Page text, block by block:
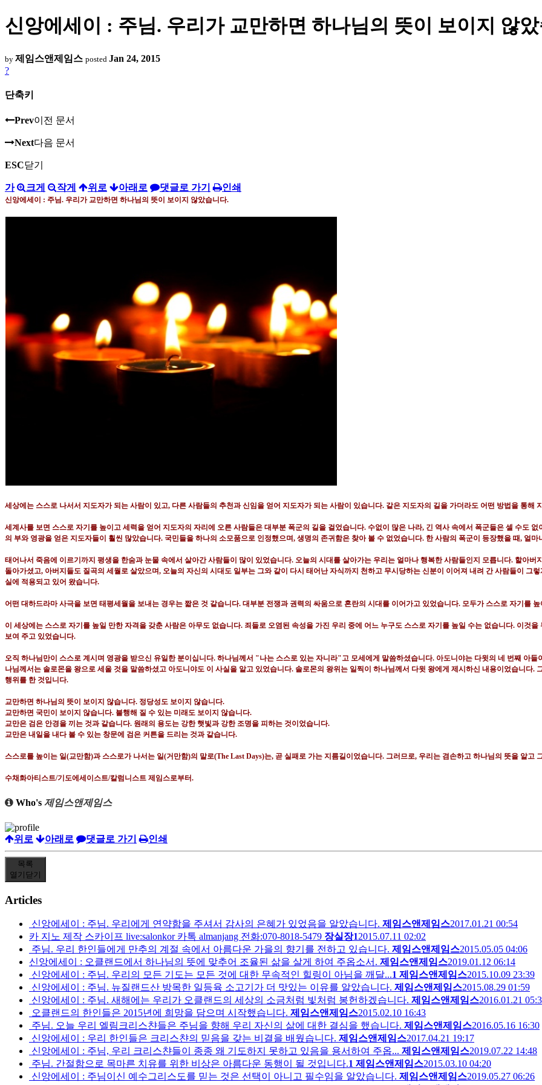
신앙에세이 : 주님. 우리가 교만하면 하나님의 뜻이 보이지 않
by 제임스앤제임스 posted Jan 24, 2015
?
단축키
Prev이전 문서
Next다음 문서
ESC닫기
가 크게 작게 위로 아래로 댓글로 가기 인쇄
신앙에세이 : 주님. 우리가 교만하면 하나님의 뜻이 보이지 않았습니다.
세상에는 스스로 나서서 지도자가 되는 사람이 있고, 다른 사람들의 추천과 신임을 얻어 지도자가 되는 사람이 있습니다. 같은 지도자의 길을 가더라도 어떤 방법을 통해
세계사를 보면 스스로 자기를 높이고 세력을 얻어 지도자의 자리에 오른 사람들은 대부분 폭군의 길을 걸었습니다. 수없이 많은 나라, 긴 역사 속에서 폭군들은 셀 수도 없
의 부와 영광을 얻은 지도자들이 훨씬 많았습니다. 국민들을 하나의 소모품으로 인정했으며, 생명의 존귀함은 찾아 볼 수 없었습니다. 한 사람의 폭군이 등장했을 때, 얼마
태어나서 죽음에 이르기까지 평생을 한숨과 눈물 속에서 살아간 사람들이 많이 있었습니다. 오늘의 시대를 살아가는 우리는 얼마나 행복한 사람들인지 모릅니다. 할아버
돌아가셨고, 아버지들도 질곡의 세월로 살았으며, 오늘의 자신의 시대도 일부는 그와 같이 다시 태어난 자식까지 천하고 무시당하는 신분이 이어져 내려 간 사람들이 그
실에 적용되고 있어 왔습니다.
어떤 대하드라마 사극을 보면 태평세월을 보내는 경우는 짧은 것 같습니다. 대부분 전쟁과 권력의 싸움으로 혼란의 시대를 이어가고 있었습니다. 모두가 스스로 자기를
이 세상에는 스스로 자기를 높일 만한 자격을 갖춘 사람은 아무도 없습니다. 죄들로 오염된 속성을 가진 우리 중에 어느 누구도 스스로 자기를 높일 수는 없습니다. 이것을
보여 주고 있었습니다.
오직 하나님만이 스스로 계시며 영광을 받으신 유일한 분이십니다. 하나님께서 "나는 스스로 있는 자니라"고 모세에게 말씀하셨습니다. 아도니야는 다윗의 네 번째 아들
나님께서는 솔로몬을 왕으로 세울 것을 말씀하셨고 아도니야도 이 사실을 알고 있었습니다. 솔로몬의 왕위는 일찍이 하나님께서 다윗 왕에게 제시하신 내용이었습니다.
행위를 한 것입니다.
교만하면 하나님의 뜻이 보이지 않습니다. 정당성도 보이지 않습니다.
교만하면 국민이 보이지 않습니다. 불행해 질 수 있는 미래도 보이지 않습니다.
교만은 검은 안경을 끼는 것과 같습니다. 원래의 용도는 강한 햇빛과 강한 조명을 피하는 것이었습니다.
교만은 내일을 내다 볼 수 있는 창문에 검은 커튼을 드리는 것과 같습니다.
스스로를 높이는 일(교만함)과 스스로가 나서는 일(거만함)의 말로(The Last Days)는, 곧 실패로 가는 지름길이었습니다. 그러므로, 우리는 겸손하고 하나님의 뜻을 알고
수채화아티스트/기도에세이스트/칼럼니스트 제임스로부터.
Who's 제임스앤제임스
위로 아래로 댓글로 가기 인쇄
목록
열기 닫기
Articles
신앙에세이 : 주님. 우리에게 연약함을 주셔서 감사의 은혜가 있었음을 알았습니다. 제임스앤제임스2017.01.21 00:54
카 지노 제작 스카이프 live:salonkor 카톡 almanjang 전화:070-8018-5479 장실장12015.07.11 02:02
주님. 우리 한인들에게 만추의 계절 속에서 아름다운 가을의 향기를 전하고 있습니다. 제임스앤제임스2015.05.05 04:06
신앙에세이 : 오클랜드에서 하나님의 뜻에 맞추어 조율된 삶을 살게 하여 주옵소서. 제임스앤제임스2019.01.12 06:14
신앙에세이 : 주님. 우리의 모든 기도는 모든 것에 대한 무속적인 힐링이 아님을 깨달...1 제임스앤제임스2015.10.09 23:39
신앙에세이 : 주님. 뉴질랜드산 방목한 일등육 소고기가 더 맛있는 이유를 알았습니다. 제임스앤제임스2015.08.29 01:59
신앙에세이 : 주님. 새해에는 우리가 오클랜드의 세상의 소금처럼 빛처럼 봉헌하겠습니다. 제임스앤제임스2016.01.21
오클랜드의 한인들은 2015년에 희망을 담으며 시작했습니다. 제임스앤제임스2015.02.10 16:43
주님. 오늘 우리 엘림크리스챤들은 주님을 향해 우리 자신의 삶에 대한 결심을 했습니다. 제임스앤제임스2016.05.16 16:30
신앙에세이 : 우리 한인들은 크리스챤의 믿음을 갖는 비결을 배웠습니다. 제임스앤제임스2017.04.21 19:17
신앙에세이 : 주님, 우리 크리스챤들이 종종 왜 기도하지 못하고 있음을 용서하여 주옵... 제임스앤제임스2019.07.22 14:48
주님. 간절함으로 목마른 치유를 위한 비상은 아름다운 동행이 될 것입니다.1 제임스앤제임스2015.03.10 04:20
신앙에세이 : 주님이신 예수그리스도를 믿는 것은 선택이 아니고 필수임을 알았습니다. 제임스앤제임스2019.05.27 06:26